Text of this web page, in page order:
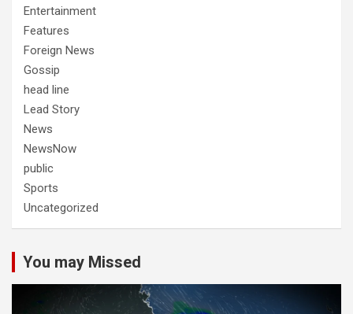
Entertainment
Features
Foreign News
Gossip
head line
Lead Story
News
NewsNow
public
Sports
Uncategorized
You may Missed